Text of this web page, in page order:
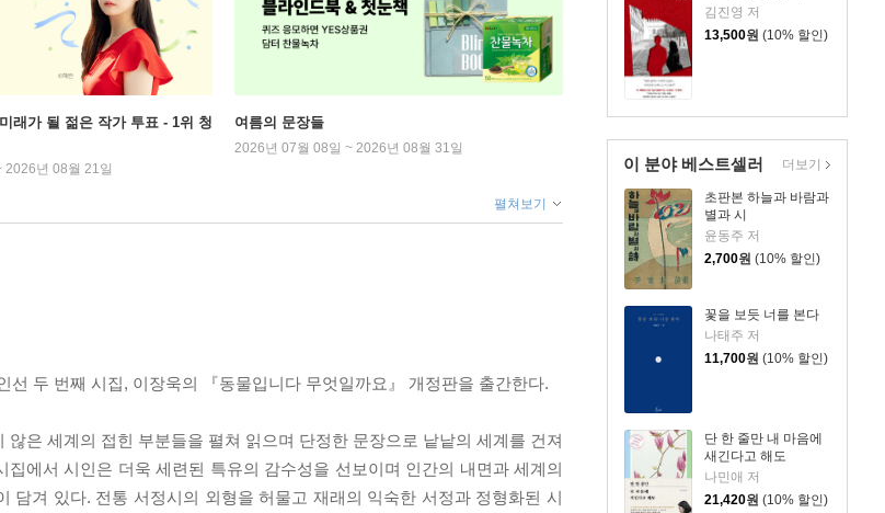
김진영 저
13,500원 (10% 할인)
이 분야 베스트셀러
초판본 하늘과 바람과
별과 시
윤동주 저
2,700원 (10% 할인)
꽃을 보듯 너를 본다
나태주 저
11,700원 (10% 할인)
단 한 줄만 내 마음에
새긴다고 해도
나민애 저
21,420원 (10% 할인)
더보기
래가 될 젊은 작가 투표 - 1위 청
년 08월 21일
여름의 문장들
2026년 07월 08일 ~ 2026년 08월 31일
펼쳐보기
두 번째 시집, 이장욱의 『동물입니다 무엇일까요』 개정판을 출간한다.
은 세계의 접힌 부분들을 펼쳐 읽으며 단정한 문장으로 낱낱의 세계를 건져
에서 시인은 더욱 세련된 특유의 감수성을 선보이며 인간의 내면과 세계의
담겨 있다. 전통 서정시의 외형을 허물고 재래의 익숙한 서정과 정형화된 시